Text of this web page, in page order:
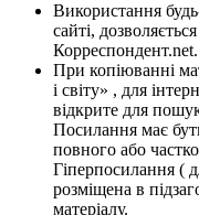
Використання
сайті,
Корреспондент.net.
При копіюванні
і світу» , для
відкрите для
Посилання має
повного або
Гіперпосилання (
розміщена в
матеріалу.